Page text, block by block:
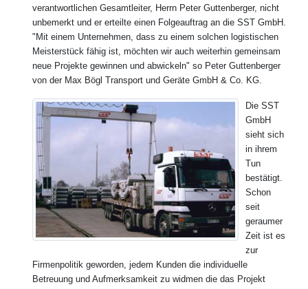
verantwortlichen Gesamtleiter, Herrn Peter Guttenberger, nicht
unbemerkt und er erteilte einen Folgeauftrag an die SST GmbH.
"Mit einem Unternehmen, dass zu einem solchen logistischen
Meisterstück fähig ist, möchten wir auch weiterhin gemeinsam
neue Projekte gewinnen und abwickeln" so Peter Guttenberger
von der Max Bögl Transport und Geräte GmbH & Co. KG.
Die SST
GmbH
sieht sich
in ihrem
Tun
bestätigt.
Schon
seit
geraumer
Zeit ist es
zur
Firmenpolitik geworden, jedem Kunden die individuelle
Betreuung und Aufmerksamkeit zu widmen die das Projekt